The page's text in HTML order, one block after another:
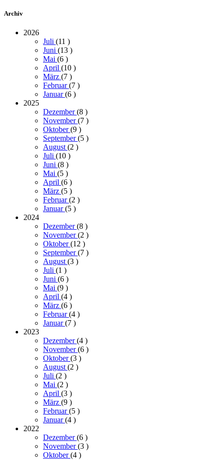
Archiv
2026
Juli (11 )
Juni (13 )
Mai (6 )
April (10 )
März (7 )
Februar(7 )
Januar(6 )
2025
Dezember(8 )
November(7 )
Oktober(9 )
September(5 )
August(2 )
Juli (10 )
Juni (8 )
Mai (5 )
April (6 )
März (5 )
Februar(2 )
Januar(5 )
2024
Dezember(8 )
November(2 )
Oktober(12 )
September(7 )
August(3 )
Juli (1 )
Juni (6 )
Mai (9 )
April (4 )
März (6 )
Februar(4 )
Januar(7 )
2023
Dezember(4 )
November(6 )
Oktober(3 )
August(2 )
Juli (2 )
Mai (2 )
April (3 )
März (9 )
Februar(5 )
Januar(4 )
2022
Dezember(6 )
November(3 )
Oktober(4 )